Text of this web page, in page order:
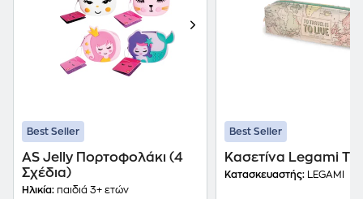
Best Seller
AS Jelly Πορτοφολάκι (4
Σχέδια)
Ηλικία: παιδιά 3+ ετών
Best Seller
Κασετίνα Legami
Κατασκευαστής: LEGAMI